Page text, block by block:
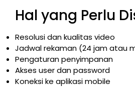
Hal yang Perlu
Resolusi dan kualitas video
Jadwal rekaman (24 jam atau
Pengaturan penyimpanan
Akses user dan password
Koneksi ke aplikasi mobile